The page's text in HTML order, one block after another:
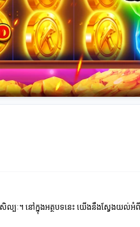
សិល្បៈ។ នៅក្នុងអត្ថបទនេះ យើងនឹងស្វែងយល់អំ